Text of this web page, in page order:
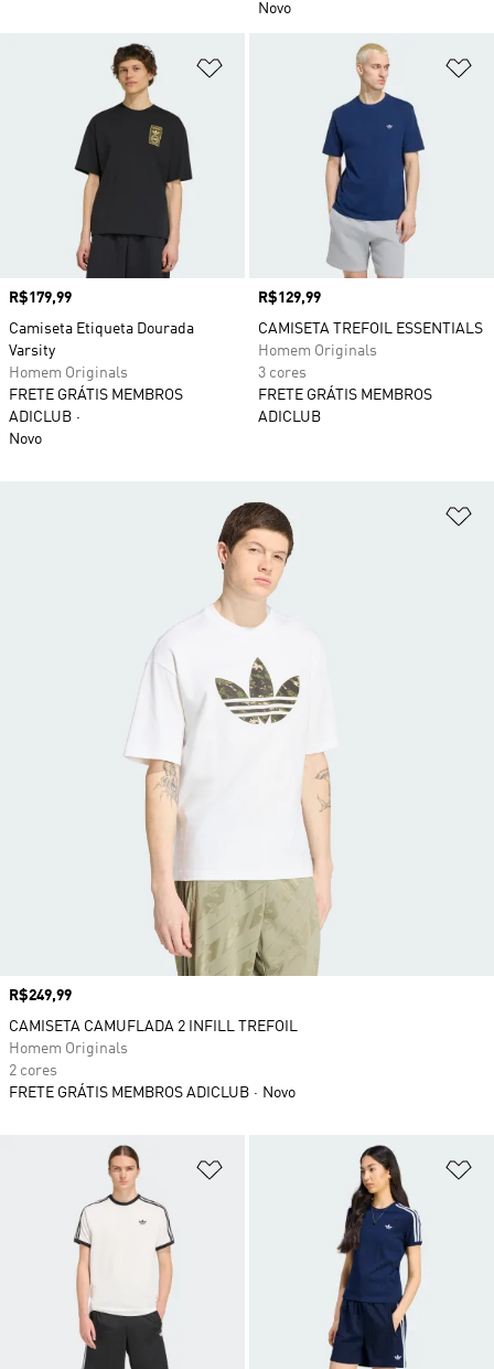
Novo
Adicionar à Lista de Desejos
Preço
R$179,99
Camiseta Etiqueta Dourada
Varsity
Homem Originals
FRETE GRÁTIS MEMBROS
ADICLUB
Novo
Preço
R$129,99
CAMISETA TREFOIL ESSENTIALS
Homem Originals
3 cores
FRETE GRÁTIS MEMBROS
ADICLUB
Adicionar à Lista de Desejos
Preço
R$249,99
CAMISETA CAMUFLADA 2 INFILL TREFOIL
Homem Originals
2 cores
FRETE GRÁTIS MEMBROS ADICLUB
Novo